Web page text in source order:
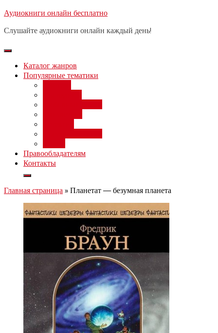
Перейти
содержимому
Аудиокниги онлайн бесплатно
Слушайте аудиокниги онлайн каждый день!
Каталог жанров
Популярные тематики
Правообладателям
Контакты
Главная страница » Планетат — безумная планета
Бесплатный вебинар: заработок
день